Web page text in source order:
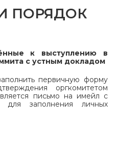
ПОРЯДОК
к выступлению в
с устным докладом
первичную форму
оргкомитетом
письмо на имейл с
для заполнения личных